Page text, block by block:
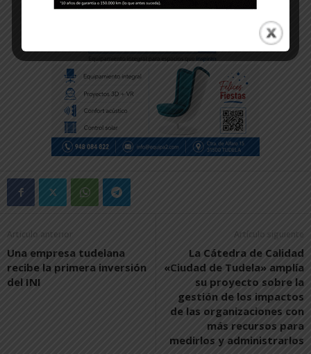
Artículo anterior
Una empresa tudelana
recibe la primera inversión
del INI
Artículo siguiente
La Cátedra de Calidad
«Ciudad de Tudela» amplía
su proyecto sobre la
gestión de los impactos
de las organizaciones con
más recursos para
medirlos y administrarlos